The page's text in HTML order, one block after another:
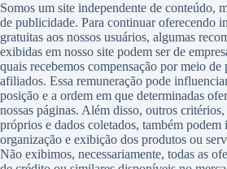
Somos um site independente de conteúdo,
de publicidade. Para continuar oferecendo
gratuitas aos nossos usuários, algumas
exibidas em nosso site podem ser de
quais recebemos compensação por meio de
afiliados. Essa remuneração pode
posição e a ordem em que determinadas
nossas páginas. Além disso, outros
próprios e dados coletados, também podem
organização e exibição dos produtos ou
Não exibimos, necessariamente, todas as